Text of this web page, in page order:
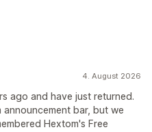
4. August 2026
ago and have just returned.
bar, but we
Hextom's Free